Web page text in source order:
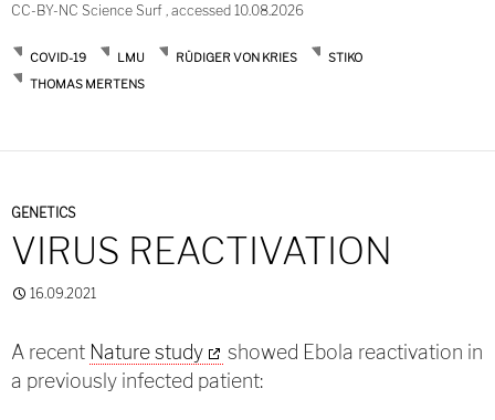
CC-BY-NC Science Surf , accessed 10.08.2026
COVID-19 LMU RÜDIGER VON KRIES
STIKO
THOMAS MERTENS
GENETICS
VIRUS REACTIVATION
16.09.2021
A recent Nature study
showed Ebola reactivation in
a previously infected patient: